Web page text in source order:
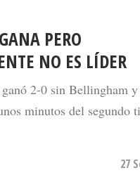
PERO
NO ES LÍDER
2-0 sin Bellingham y
minutos del segundo